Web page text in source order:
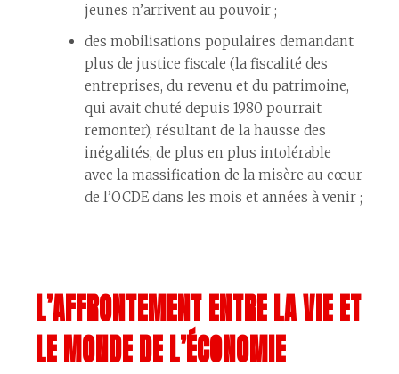
jeunes n’arrivent au pouvoir ;
des mobilisations populaires demandant
plus de justice fiscale (la fiscalité des
entreprises, du revenu et du patrimoine,
qui avait chuté depuis 1980 pourrait
remonter), résultant de la hausse des
inégalités, de plus en plus intolérable
avec la massification de la misère au cœur
de l’OCDE dans les mois et années à venir ;
L’AFFRONTEMENT ENTRE LA VIE ET
LE MONDE DE L’ÉCONOMIE